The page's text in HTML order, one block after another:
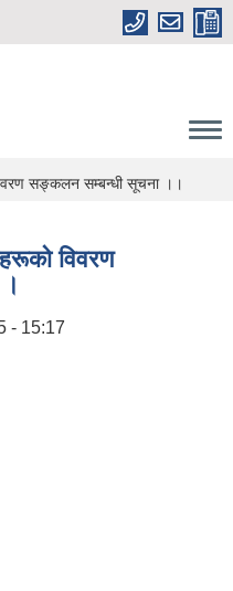
सङ्कलन सम्बन्धी सूचना ।।
विवरण
- 15:17